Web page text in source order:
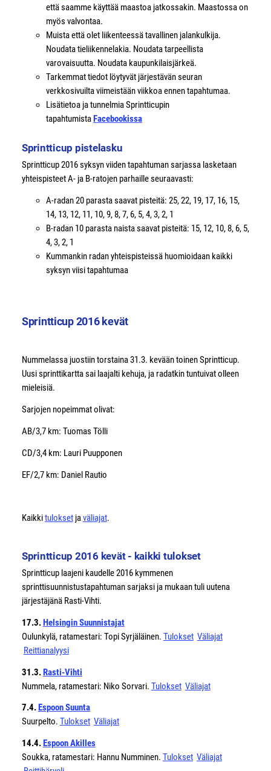
että saamme käyttää maastoa jatkossakin. Maastossa on
myös valvontaa.
Muista että olet liikenteessä tavallinen jalankulkija.
Noudata tieliikennelakia. Noudata tarpeellista
varovaisuutta. Noudata kaupunkilaisjärkeä.
Tarkemmat tiedot löytyvät järjestävän seuran
verkkosivuilta viimeistään viikkoa ennen tapahtumaa.
Lisätietoa ja tunnelmia Sprintticupin
tapahtumista Facebookissa
Sprintticup pistelasku
Sprintticup 2016 syksyn viiden tapahtuman sarjassa lasketaan
yhteispisteet A- ja B-ratojen parhaille seuraavasti:
A-radan 20 parasta saavat pisteitä: 25, 22, 19, 17, 16, 15,
14, 13, 12, 11, 10, 9, 8, 7, 6, 5, 4, 3, 2, 1
B-radan 10 parasta naista saavat pisteitä: 15, 12, 10, 8, 6, 5,
4, 3, 2, 1
Kummankin radan yhteispisteissä huomioidaan kaikki
syksyn viisi tapahtumaa
Sprintticup 2016 kevät
Nummelassa juostiin torstaina 31.3. kevään toinen Sprintticup.
Uusi sprinttikartta sai laajalti kehuja, ja radatkin tuntuivat olleen
mieleisiä.
Sarjojen nopeimmat olivat:
AB/3,7 km: Tuomas Tölli
CD/3,4 km: Lauri Puupponen
EF/2,7 km: Daniel Rautio
Kaikkituloksetjaväliajat.
Sprintticup 2016 kevät - kaikki tulokset
Sprintticup laajeni kaudelle 2016 kymmenen
sprinttisuunnistustapahtuman sarjaksi ja mukaan tuli uutena
järjestäjänä Rasti-Vihti.
17.3.Helsingin Suunnistajat
Oulunkylä, ratamestari: Topi Syrjäläinen. Tulokset Väliajat
Reittianalyysi
31.3.Rasti-Vihti
Nummela, ratamestari: Niko Sorvari. Tulokset Väliajat
7.4. Espoon Suunta
Suurpelto. Tulokset Väliajat
14.4.Espoon Akilles
Soukka, ratamestari: Hannu Numminen. Tulokset Väliajat